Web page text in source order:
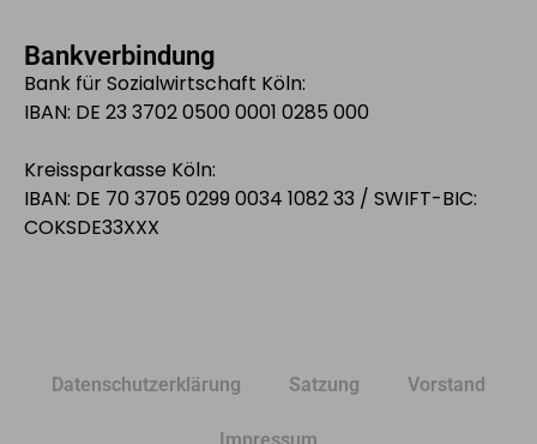
Bankverbindung
Bank für Sozialwirtschaft Köln:
IBAN: DE 23 3702 0500 0001 0285 000
Kreissparkasse Köln:
IBAN: DE 70 3705 0299 0034 1082 33 / SWIFT-BIC:
COKSDE33XXX
Datenschutzerklärung Satzung Vorstand